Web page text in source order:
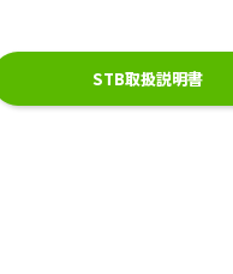
STB取扱説明書